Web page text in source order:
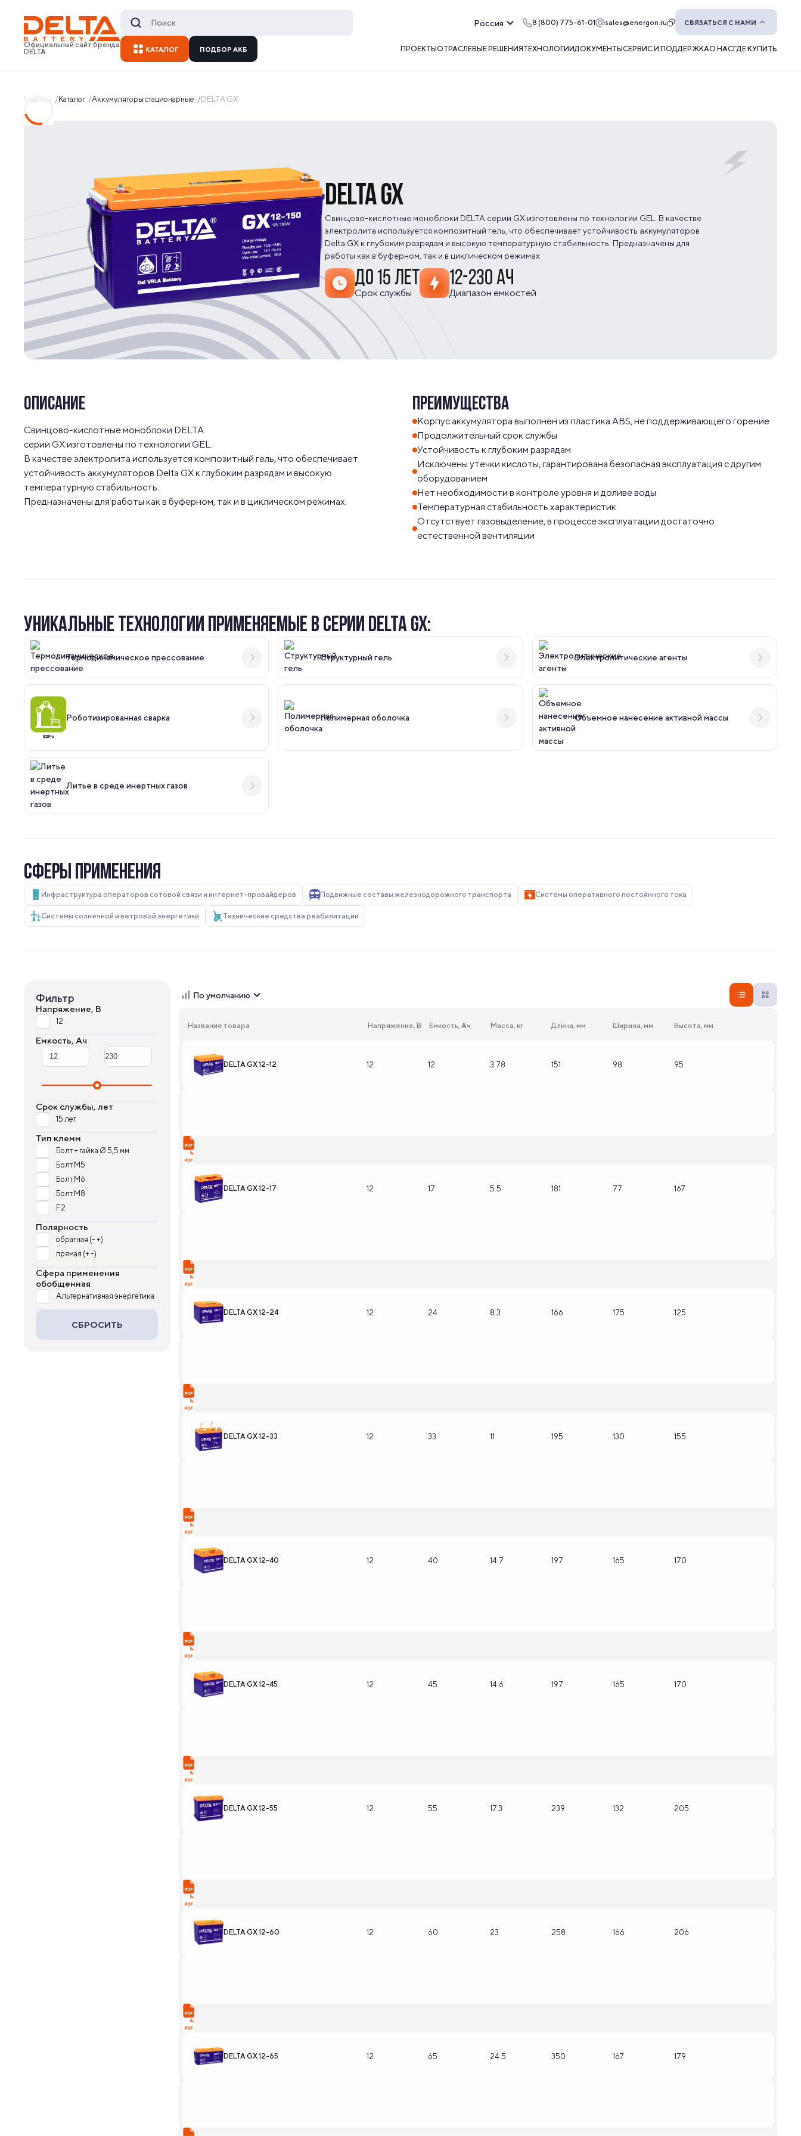
Официальный сайт бренда
DELTA
Россия 8 (800) 775-61-01 sales@energon.ru СВЯЗАТЬСЯ С НАМИ
КАТАЛОГ ПОДБОР АКБ ПРОЕКТЫОТРАСЛЕВЫЕ РЕШЕНИЯТЕХНОЛОГИИДОКУМЕНТЫСЕРВИС И ПОДДЕРЖКАО НАСГДЕ КУПИТЬ
Главная Каталог Аккумуляторы стационарные DELTA GX
DELTA GX
Свинцово-кислотные моноблоки DELTA серии GX изготовлены по технологии GEL. В качестве
электролита используется композитный гель, что обеспечивает устойчивость аккумуляторов
Delta GX к глубоким разрядам и высокую температурную стабильность. Предназначены для
работы как в буферном, так и в циклическом режимах.
ДО 15 ЛЕТ
Срок службы
12-230 АЧ
Диапазон емкостей
ОПИСАНИЕ
Свинцово-кислотные моноблоки DELTA
серии GX изготовлены по технологии GEL.
В качестве электролита используется композитный гель, что обеспечивает
устойчивость аккумуляторов Delta GX к глубоким разрядам и высокую
температурную стабильность.
Предназначены для работы как в буферном, так и в циклическом режимах.
ПРЕИМУЩЕСТВА
Корпус аккумулятора выполнен из пластика ABS, не поддерживающего горение
Продолжительный срок службы
Устойчивость к глубоким разрядам
Исключены утечки кислоты, гарантирована безопасная эксплуатация с другим
оборудованием
Нет необходимости в контроле уровня и доливе воды
Температурная стабильность характеристик
Отсутствует газовыделение, в процессе эксплуатации достаточно
естественной вентиляции
УНИКАЛЬНЫЕ ТЕХНОЛОГИИ ПРИМЕНЯЕМЫЕ В СЕРИИ DELTA GX:
Термодинамическое прессование Структурный гель Электролитические агенты
Роботизированная сварка Полимерная оболочка Объемное нанесение активной массы
Литье в среде инертных газов
СФЕРЫ ПРИМЕНЕНИЯ
Инфраструктура операторов сотовой связи и интернет-провайдеров Подвижные составы железнодорожного транспорта Системы оперативного постоянного тока
Системы солнечной и ветровой энергетики Технические средства реабилитации
Фильтр
Напряжение, В
12
Емкость, Ач
Срок службы, лет
15 лет
Тип клемм
Болт + гайка Ø 5,5 мм
Болт М5
Болт М6
Болт М8
F2
Полярность
обратная (- +)
прямая (+ -)
Сфера применения
обобщенная
Альтернативная энергетика
СБРОСИТЬ
По умолчанию
Название товара Напряжение, В Емкость, Ач Масса, кг Длина, мм Ширина, мм Высота, мм
DELTA GX 12-12 12 12 3.78 151 98 95
DELTA GX 12-17 12 17 5.5 181 77 167
DELTA GX 12-24 12 24 8.3 166 175 125
DELTA GX 12-33 12 33 11 195 130 155
DELTA GX 12-40 12 40 14.7 197 165 170
DELTA GX 12-45 12 45 14.6 197 165 170
DELTA GX 12-55 12 55 17.3 239 132 205
DELTA GX 12-60 12 60 23 258 166 206
DELTA GX 12-65 12 65 24.5 350 167 179